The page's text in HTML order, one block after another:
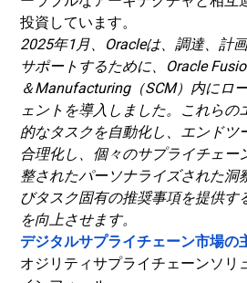
投資しています。
2025年1月、Oracleは、調達、計
サポートするために、Oracle
＆Manufacturing（SCM）内にロ
ェントを導入しました。これらの
的なタスクを自動化し、エンドツ
合理化し、個々のサプライチェー
整されたパーソナライズされた洞
びタスク固有の推奨事項を提供す
を向上させます。
デジタルサプライチェーン市場の
オジリティサプライチェーンソリ